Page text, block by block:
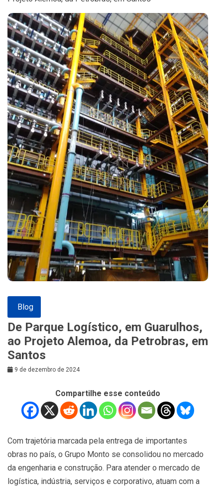
Blog
De Parque Logístico, em Guarulhos,
ao Projeto Alemoa, da Petrobras, em
Santos
9 de dezembro de 2024
Compartilhe esse conteúdo
Com trajetória marcada pela entrega de importantes
obras no país, o Grupo Monto se consolidou no mercado
da engenharia e construção. Para atender o mercado de
logística, indústria, serviços e corporativo, atuam com a